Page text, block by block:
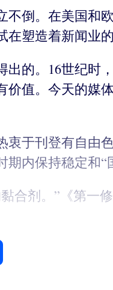
倒。在美国和
塑造着新闻业的
的。16世纪时
值。今天的媒
于刊登有自由
内保持稳定和“
合剂。”《第一